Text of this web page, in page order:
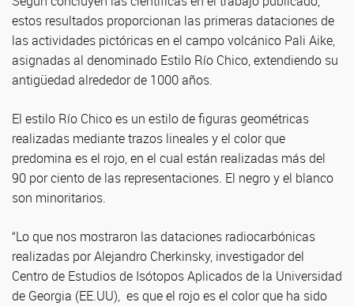
estos resultados proporcionan las primeras dataciones de
las actividades pictóricas en el campo volcánico Pali Aike,
asignadas al denominado Estilo Río Chico, extendiendo su
antigüedad alrededor de 1000 años.
El estilo Río Chico es un estilo de figuras geométricas
realizadas mediante trazos lineales y el color que
predomina es el rojo, en el cual están realizadas más del
90 por ciento de las representaciones. El negro y el blanco
son minoritarios.
“Lo que nos mostraron las dataciones radiocarbónicas
realizadas por Alejandro Cherkinsky, investigador del
Centro de Estudios de Isótopos Aplicados de la Universidad
de Georgia (EE.UU), es que el rojo es el color que ha sido